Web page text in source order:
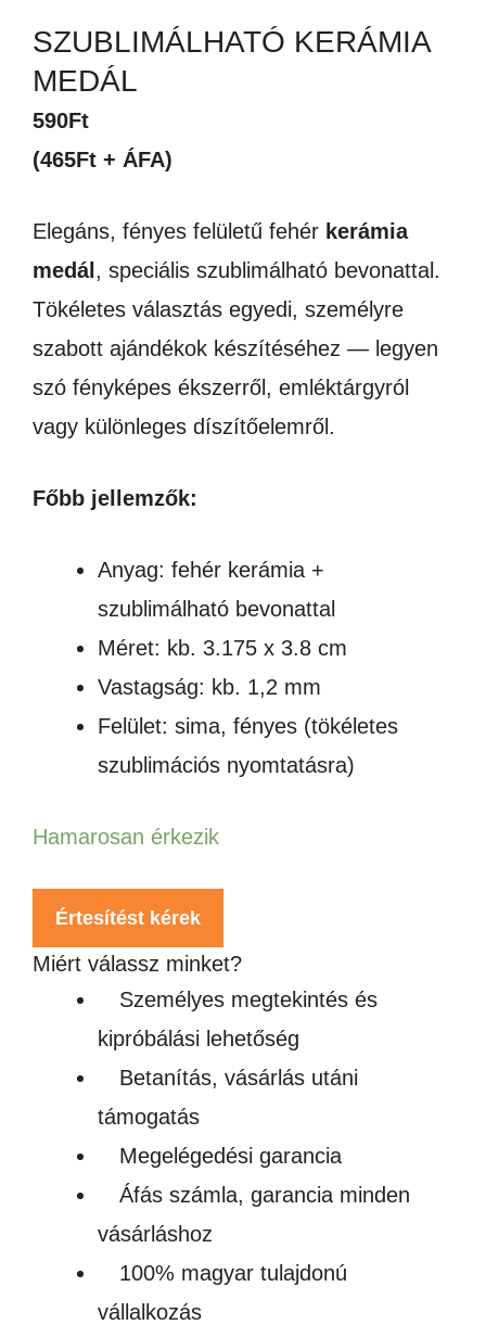
SZUBLIMÁLHATÓ KERÁMIA
MEDÁL
590Ft
(465Ft + ÁFA)
Elegáns, fényes felületű fehér kerámia
medál , speciális szublimálható bevonattal.
Tökéletes választás egyedi, személyre
szabott ajándékok készítéséhez — legyen
szó fényképes ékszerről, emléktárgyról
vagy különleges díszítőelemről.
Főbb jellemzők:
Anyag: fehér kerámia +
szublimálható bevonattal
Méret: kb. 3.175 x 3.8 cm
Vastagság: kb. 1,2 mm
Felület: sima, fényes (tökéletes
szublimációs nyomtatásra)
Hamarosan érkezik
Értesítést kérek
Miért válassz minket?
Személyes megtekintés és
kipróbálási lehetőség
Betanítás, vásárlás utáni
támogatás
Megelégedési garancia
Áfás számla, garancia minden
vásárláshoz
100% magyar tulajdonú
vállalkozás